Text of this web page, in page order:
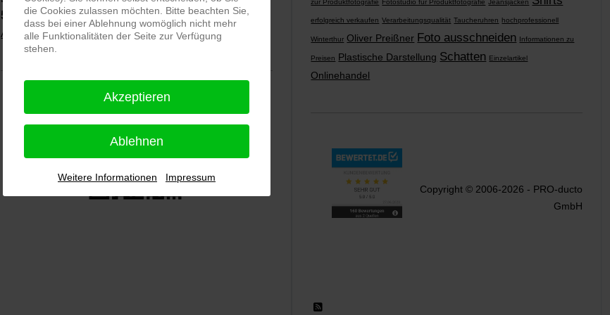
5,0 ⭐⭐⭐⭐⭐bei 144 Google-Rezensionen (Stand 02.01.2026)
Alle Rezensionen ansehen|Bewertung abgeben
zur Produktfotografie Fotostudio für Produktfotografie Jeansjacken
erfolgreich verkaufen Verarbeitungsqualität Taucheruhren hochprofessionell
Winterthur Oliver Preißner Foto ausschneiden Informationen zu
Preisen Plastische Darstellung Schatten Einzelartikel
Onlinehandel
Copyright © 2006-2026 - PRO-ducto
GmbH
die Cookies zulassen möchten. Bitte beachten Sie,
dass bei einer Ablehnung womöglich nicht mehr
alle Funktionalitäten der Seite zur Verfügung
stehen.
Akzeptieren
Ablehnen
Weitere Informationen Impressum